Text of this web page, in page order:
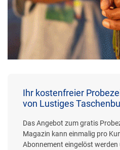
Ihr kostenfreier
von Lustiges
Das Angebot zum gratis
Magazin kann einmalig pro
Abonnement eingelöst